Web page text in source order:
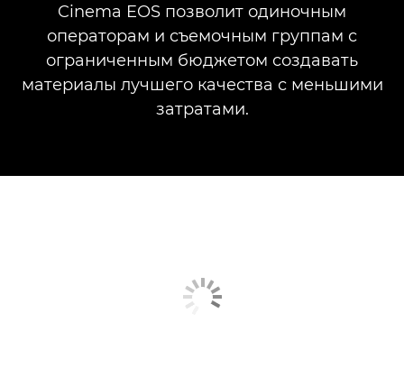
Cinema EOS позволит одиночным
операторам и съемочным группам с
ограниченным бюджетом создавать
материалы лучшего качества с меньшими
затратами.